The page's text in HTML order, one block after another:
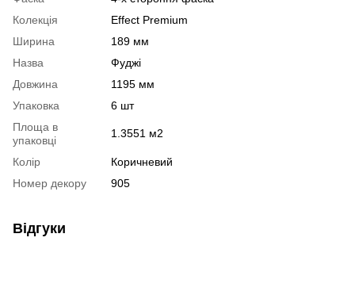
Колекція
Effect Premium
Ширина
189 мм
Назва
Фуджі
Довжина
1195 мм
Упаковка
6 шт
Площа в
упаковці
1.3551 м2
Колір
Коричневий
Номер декору
905
Відгуки